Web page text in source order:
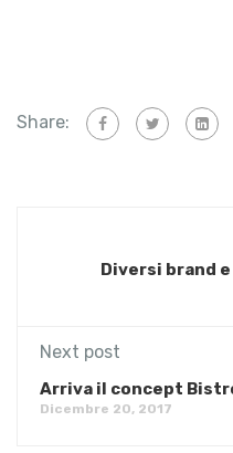
Share:
Diversi brand
Next post
Arriva il concept
Dicembre 20, 2017